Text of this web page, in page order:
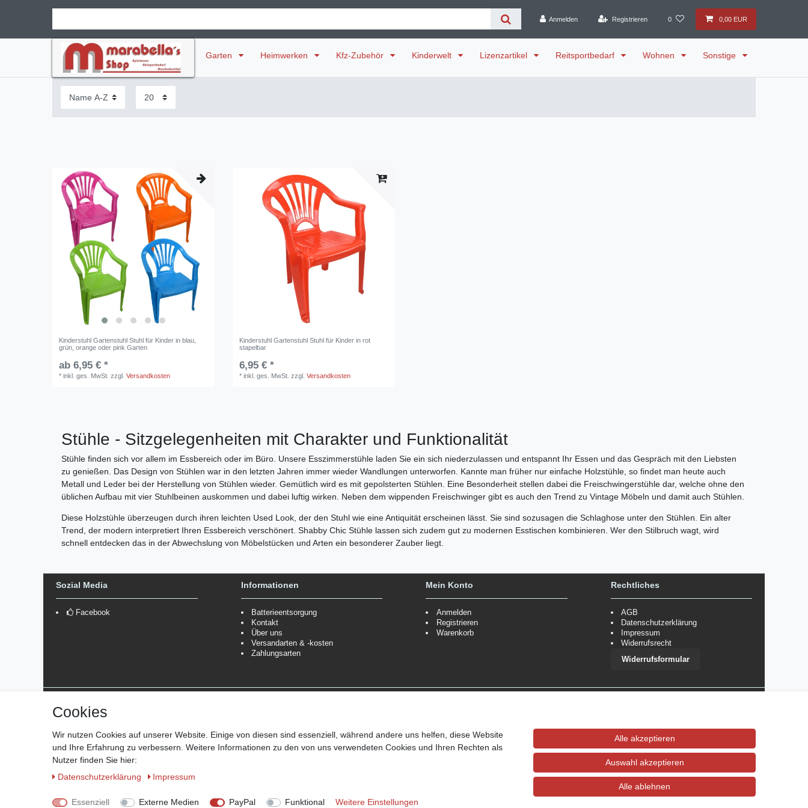
Anmelden Registrieren 0 0,00 EUR
Garten Heimwerken Kfz-Zubehör Kinderwelt Lizenzartikel Reitsportbedarf Wohnen Sonstige
Kinderstuhl Gartenstuhl Stuhl für Kinder in blau,
grün, orange oder pink Garten
ab 6,95 € *
*inkl. ges. MwSt. zzgl.Versandkosten
Kinderstuhl Gartenstuhl Stuhl für Kinder in rot
stapelbar
6,95 € *
*inkl. ges. MwSt. zzgl.Versandkosten
Stühle - Sitzgelegenheiten mit Charakter und Funktionalität
Stühle finden sich vor allem im Essbereich oder im Büro. Unsere Esszimmerstühle laden Sie ein sich niederzulassen und entspannt Ihr Essen und das Gespräch mit den Liebsten
zu genießen. Das Design von Stühlen war in den letzten Jahren immer wieder Wandlungen unterworfen. Kannte man früher nur einfache Holzstühle, so findet man heute auch
Metall und Leder bei der Herstellung von Stühlen wieder. Gemütlich wird es mit gepolsterten Stühlen. Eine Besonderheit stellen dabei die Freischwingerstühle dar, welche ohne den
üblichen Aufbau mit vier Stuhlbeinen auskommen und dabei luftig wirken. Neben dem wippenden Freischwinger gibt es auch den Trend zu Vintage Möbeln und damit auch Stühlen.
Diese Holzstühle überzeugen durch ihren leichten Used Look, der den Stuhl wie eine Antiquität erscheinen lässt. Sie sind sozusagen die Schlaghose unter den Stühlen. Ein alter
Trend, der modern interpretiert Ihren Essbereich verschönert. Shabby Chic Stühle lassen sich zudem gut zu modernen Esstischen kombinieren. Wer den Stilbruch wagt, wird
schnell entdecken das in der Abwechslung von Möbelstücken und Arten ein besonderer Zauber liegt.
Sozial Media
Facebook
Informationen
Batterieentsorgung
Kontakt
Über uns
Versandarten & -kosten
Zahlungsarten
Mein Konto
Anmelden
Registrieren
Warenkorb
Rechtliches
AGB
Datenschutzerklärung
Impressum
Widerrufsrecht
Widerrufsformular
*Lieferzeit: 1-3 Werktage / 4-5 Werktage - je nach Artikelgruppe.
Cookies
Wir nutzen Cookies auf unserer Website. Einige von diesen sind essenziell, während andere uns helfen, diese Website
und Ihre Erfahrung zu verbessern. Weitere Informationen zu den von uns verwendeten Cookies und Ihren Rechten als
Nutzer finden Sie hier:
Daten­schutz­erklärung
Impressum
Essenziell Externe Medien PayPal Funktional Weitere Einstellungen
Alle akzeptieren
Auswahl akzeptieren
Alle ablehnen